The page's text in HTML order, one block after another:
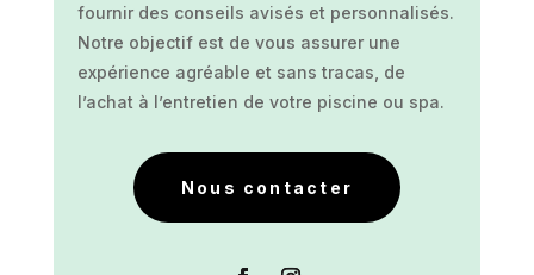
fournir des conseils avisés et personnalisés.
Notre objectif est de vous assurer une
expérience agréable et sans tracas, de
l’achat à l’entretien de votre piscine ou spa.
Nous contacter